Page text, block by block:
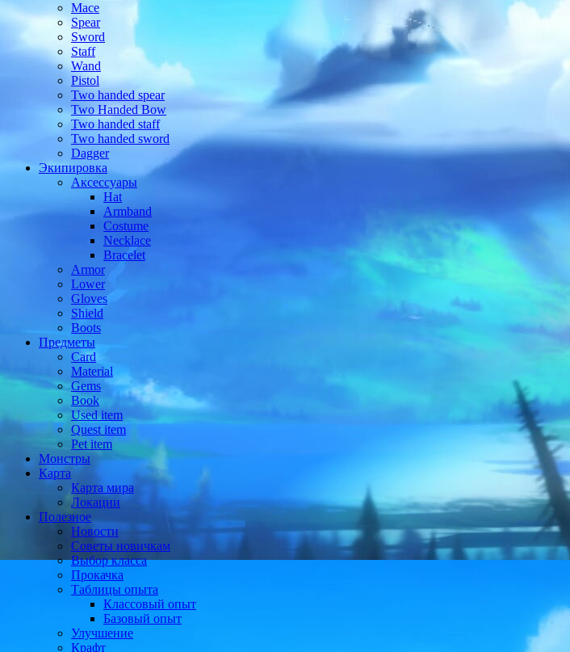
Mace
Spear
Sword
Staff
Wand
Pistol
Two handed spear
Two Handed Bow
Two handed staff
Two handed sword
Dagger
Экипировка
Аксессуары
Hat
Armband
Costume
Necklace
Bracelet
Armor
Lower
Gloves
Shield
Boots
Предметы
Card
Material
Gems
Book
Used item
Quest item
Pet item
Монстры
Карта
Карта мира
Локации
Полезное
Новости
Советы новичкам
Выбор класса
Прокачка
Таблицы опыта
Классовый опыт
Базовый опыт
Улучшение
Крафт